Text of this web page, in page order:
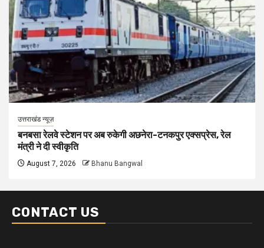
उत्तराखंड न्यूज़
बनबसा रेलवे स्टेशन पर अब रुकेगी अछनेरा-टनकपुर एक्सप्रेस, रेल
मंत्री ने दी स्वीकृति
August 7, 2026 Bhanu Bangwal
CONTACT US